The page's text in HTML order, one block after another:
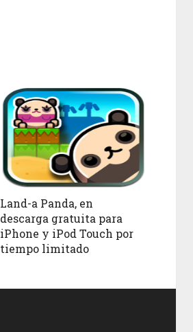
Land-a Panda, en
descarga gratuita para
iPhone y iPod Touch por
tiempo limitado